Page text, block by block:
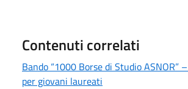
Contenuti correlati
Bando “1000 Borse di Studio ASNOR”
per giovani laureati